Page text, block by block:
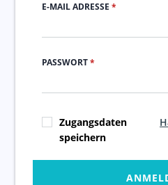
E-MAIL ADRESSE *
PASSWORT*
Zugangsdaten
speichern